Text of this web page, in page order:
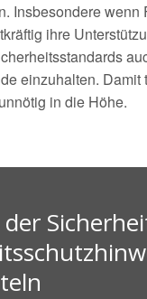
Insbesondere wenn
ihre
einzuhalten. Damit
in die Höhe.
der